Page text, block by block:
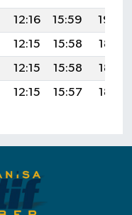
12:16 15:59
19:00
12:15 15:58
18:59
12:15 15:58
18:57
12:15 15:57 18:56